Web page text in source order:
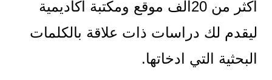
اكثر من 20الف موقع ومكتبة اكاديمية
ليقدم لك دراسات ذات علاقة بالكلمات
البحثية التي ادخاتها.